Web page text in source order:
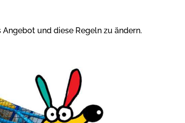
Angebot und diese Regeln zu ändern.